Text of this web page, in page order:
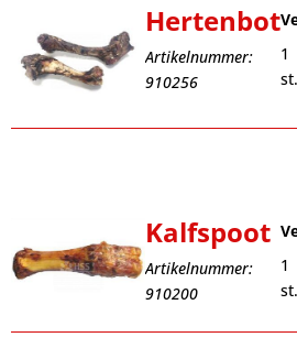
Hertenbot
Artikelnummer:
910256
1
st.
Kalfspoot
Artikelnummer:
910200
1
st.